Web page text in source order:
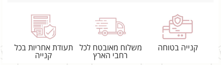
קנייה בטוחה
משלוח מאובטח לכל
רחבי הארץ
תעודת אחריות בכל
קנייה